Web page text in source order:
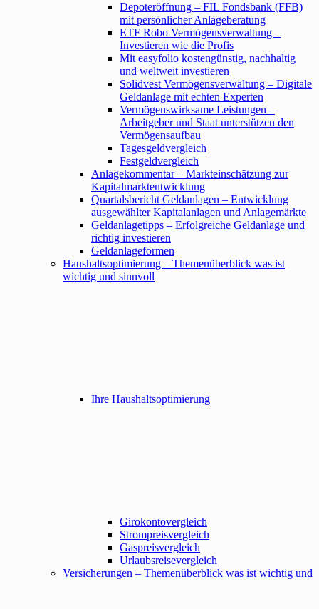
Depoteröffnung – FIL Fondsbank (FFB)
mit persönlicher Anlageberatung
ETF Robo Vermögensverwaltung –
Investieren wie die Profis
Mit easyfolio kostengünstig, nachhaltig
und weltweit investieren
Solidvest Vermögensverwaltung – Digitale
Geldanlage mit echten Experten
Vermögenswirksame Leistungen –
Arbeitgeber und Staat unterstützen den
Vermögensaufbau
Tagesgeldvergleich
Festgeldvergleich
Anlagekommentar – Markteinschätzung zur
Kapitalmarktentwicklung
Quartalsbericht Geldanlagen – Entwicklung
ausgewählter Kapitalanlagen und Anlagemärkte
Geldanlagetipps – Erfolgreiche Geldanlage und
richtig investieren
Geldanlageformen
Haushaltsoptimierung – Themenüberblick was ist
wichtig und sinnvoll
Ihre Haushaltsoptimierung
Girokontovergleich
Strompreisvergleich
Gaspreisvergleich
Urlaubsreisevergleich
Versicherungen – Themenüberblick was ist wichtig und